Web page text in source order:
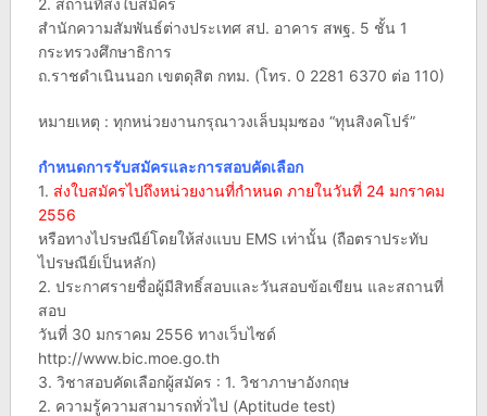
2. สถานที่ส่งใบสมัคร
สำนักความสัมพันธ์ต่างประเทศ สป. อาคาร สพฐ. 5 ชั้น 1
กระทรวงศึกษาธิการ
ถ.ราชดำเนินนอก เขตดุสิต กทม. (โทร. 0 2281 6370 ต่อ 110)
หมายเหตุ : ทุกหน่วยงานกรุณาวงเล็บมุมซอง “ทุนสิงคโปร์”
กำหนดการรับสมัครและการสอบคัดเลือก
1. ส่งใบสมัครไปถึงหน่วยงานที่กำหนด ภายในวันที่ 24 มกราคม
2556
หรือทางไปรษณีย์โดยให้ส่งแบบ EMS เท่านั้น (ถือตราประทับ
ไปรษณีย์เป็นหลัก)
2. ประกาศรายชื่อผู้มีสิทธิ์สอบและวันสอบข้อเขียน และสถานที่
สอบ
วันที่ 30 มกราคม 2556 ทางเว็บไซด์
http://www.bic.moe.go.th
3. วิชาสอบคัดเลือกผู้สมัคร : 1. วิชาภาษาอังกฤษ
2. ความรู้ความสามารถทั่วไป (Aptitude test)